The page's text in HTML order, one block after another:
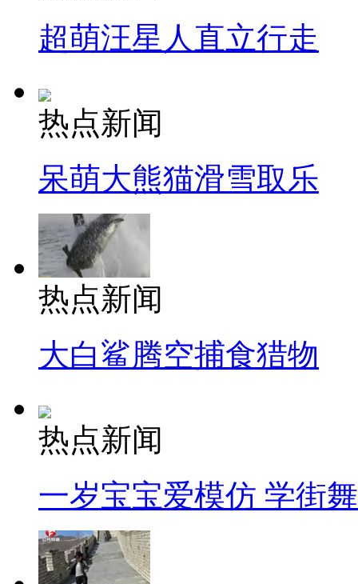
超萌汪星人直立行走
热点新闻
呆萌大熊猫滑雪取乐
热点新闻
大白鲨腾空捕食猎物
热点新闻
一岁宝宝爱模仿 学街